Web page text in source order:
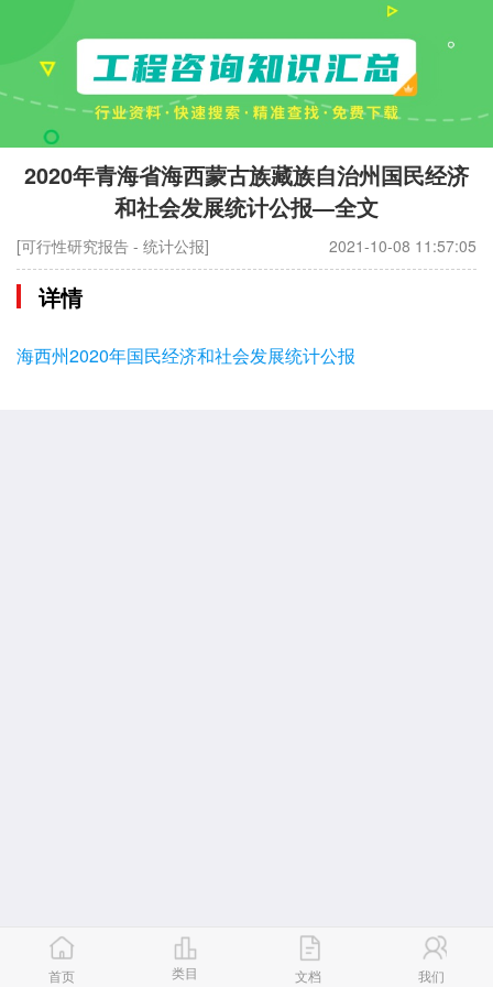
2020年青海省海西蒙古族藏族自治州国民经济
和社会发展统计公报—全文
[可行性研究报告 - 统计公报] 2021-10-08 11:57:05
详情
海西州2020年国民经济和社会发展统计公报
首页 类目 文档 我们